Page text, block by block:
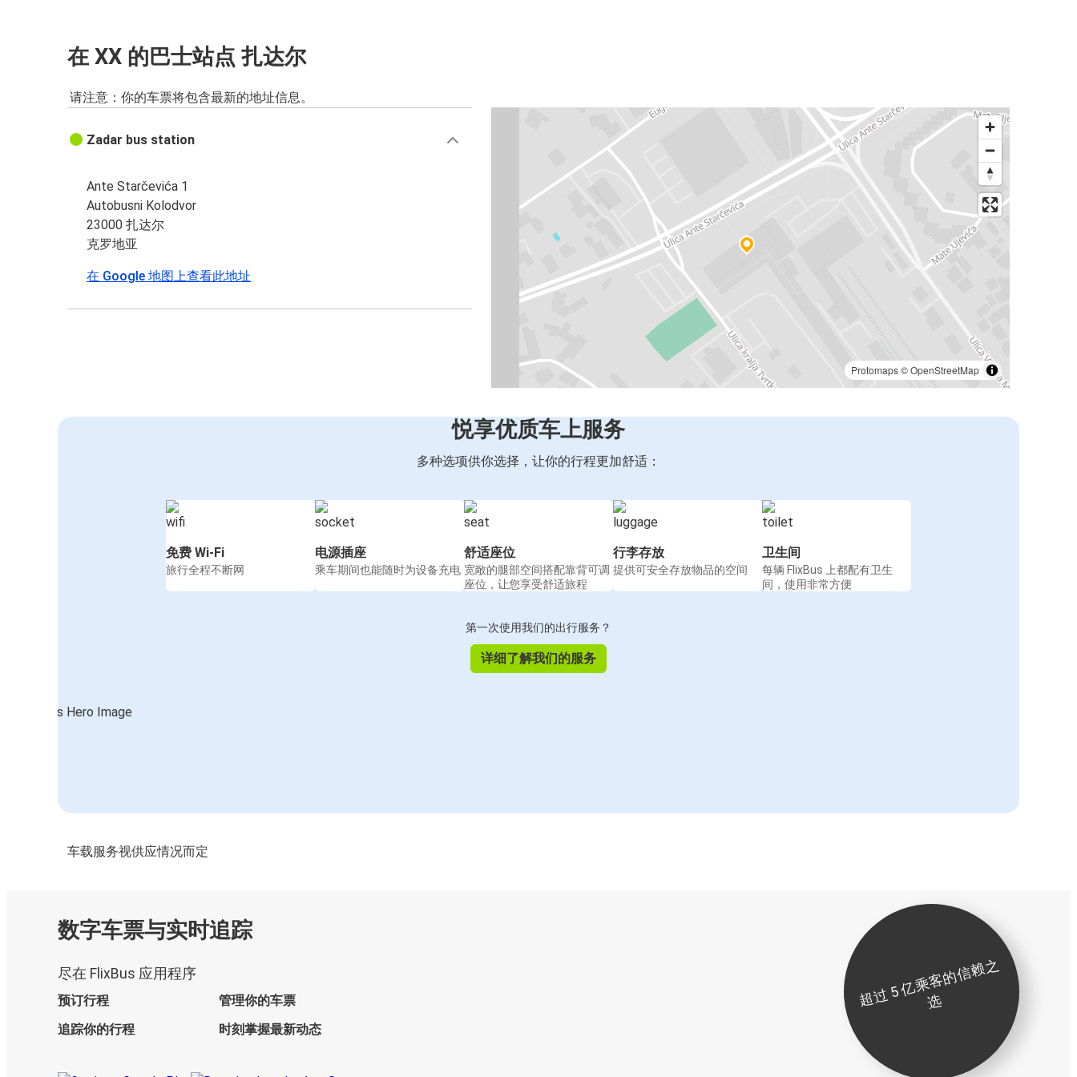
在 XX 的巴士站点 扎达尔
请注意：你的车票将包含最新的地址信息。
Protomaps©OpenStreetMap
Zadar bus station
Ante Starčevića 1
Autobusni Kolodvor
23000 扎达尔
克罗地亚
在 Google 地图上查看此地址
悦享优质车上服务
多种选项供你选择，让你的行程更加舒适：
免费 Wi-Fi
旅行全程不断网
电源插座
乘车期间也能随时为设备充电
舒适座位
宽敞的腿部空间搭配靠背可调
座位，让您享受舒适旅程
行李存放
提供可安全存放物品的空间
卫生间
每辆 FlixBus 上都配有卫生
间，使用非常方便
第一次使用我们的出行服务？
详细了解我们的服务
车载服务视供应情况而定
数字车票与实时追踪
尽在 FlixBus 应用程序
预订行程
管理你的车票
追踪你的行程
时刻掌握最新动态
超
过
5
亿
乘
客
的
信
赖
之
选